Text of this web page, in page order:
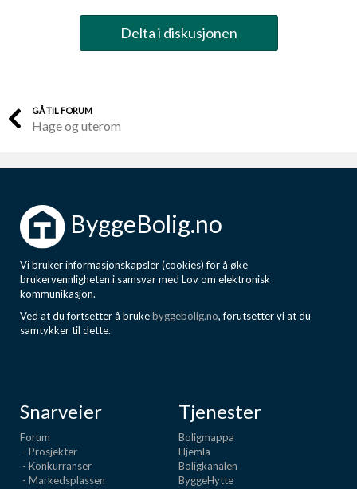
Delta i diskusjonen
GÅ TIL FORUM
Hage og uterom
ByggeBolig.no
Vi bruker informasjonskapsler (cookies) for å øke
brukervennligheten i samsvar med Lov om elektronisk
kommunikasjon.
Ved at du fortsetter å brukebyggebolig.no, forutsetter vi at du
samtykker til dette.
Snarveier
Forum
- Prosjekter
- Konkurranser
- Markedsplassen
Tjenester
Boligmappa
Hjemla
Boligkanalen
ByggeHytte